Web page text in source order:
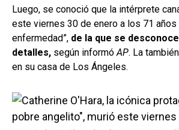
Luego, se conoció que la intérprete
este viernes 30 de enero a los 71 años
enfermedad”, de la que se
detalles, según informó AP. La
en su casa de Los Ángeles.